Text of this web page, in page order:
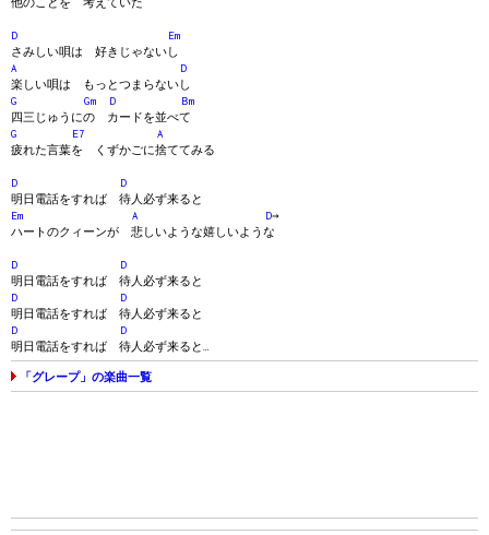
D
Em
さみしい唄は 好きじゃないし
A
D
楽しい唄は もっとつまらないし
G
Gm D
Bm
四三じゅうにの カードを並べて
G
E7
A
疲れた言葉を くずかごに捨ててみる
D
D
明日電話をすれば 待人必ず来ると
Em
A D→
ハートのクィーンが 悲しいような嬉しいような
D
D
明日電話をすれば 待人必ず来ると
D
D
明日電話をすれば 待人必ず来ると
D
D
明日電話をすれば 待人必ず来ると…
「グレープ」の楽曲一覧